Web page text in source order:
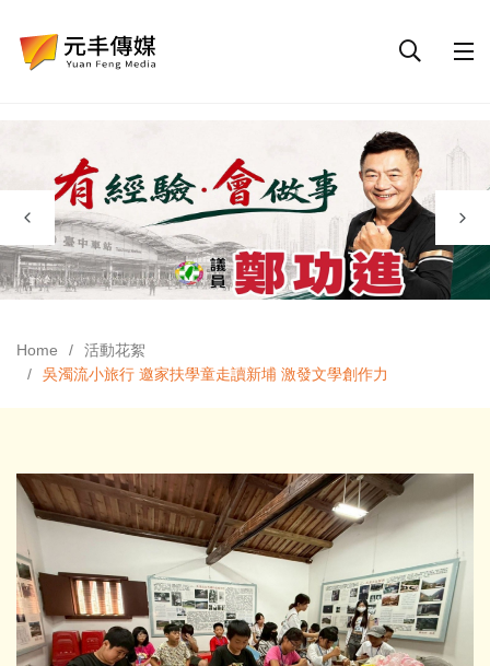
Home
活動花絮
吳濁流小旅行 邀家扶學童走讀新埔 激發文學創作力